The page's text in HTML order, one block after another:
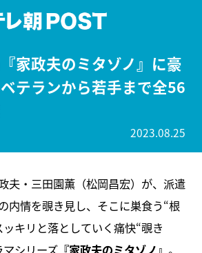
家政夫のミタゾノ』に豪
テランから若手まで全56
2023.08.25
夫・三田園薫（松岡昌宏）が、派遣
内情を覗き見し、そこに巣食う“根
キリと落としていく痛快“覗き
シリーズ『家政夫のミタゾノ 』 。